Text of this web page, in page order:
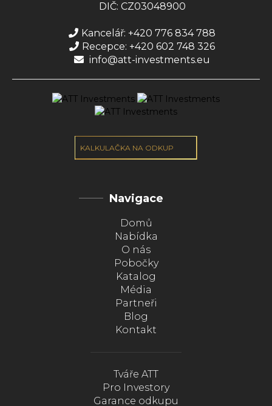
DIČ: CZ03048900
Kancelář: +420 776 834 788
Recepce: +420 602 748 326
info@att-investments.eu
KALKULAČKA NA ODKUP
Navigace
Domů
Nabídka
O nás
Pobočky
Katalog
Média
Partneři
Blog
Kontakt
Tváře ATT
Pro Investory
Garance odkupu